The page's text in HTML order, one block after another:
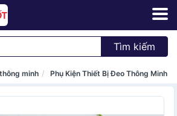
Tìm kiếm
minh Phụ Kiện Thiết Bị Đeo Thông Minh